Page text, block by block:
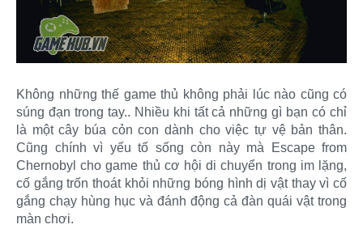
Không những thế game thủ không phải lúc nào cũng có
súng đạn trong tay.. Nhiều khi tất cả những gì bạn có chỉ
là một cây búa cỏn con dành cho việc tự vệ bản thân.
Cũng chính vì yếu tố sống còn này mà Escape from
Chernobyl cho game thủ cơ hội di chuyển trong im lặng,
cố gắng trốn thoát khỏi những bóng hình dị vật thay vì cố
gắng chạy hùng hục và đánh động cả đàn quái vật trong
màn chơi.